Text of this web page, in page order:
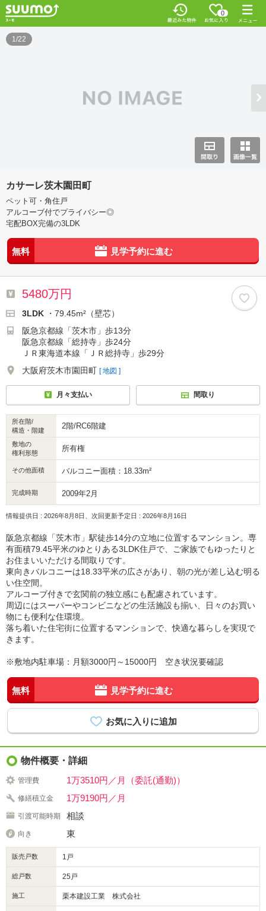
0
1/22
カサーレ茨木園田町
ペット可・角住戸
アルコーブ付でプライバシー◎
宅配BOX完備の3LDK
無料 見学予約に進む
5480万円
3LDK
・79.45m²（壁芯）
阪急京都線「茨木市」歩13分
阪急京都線「総持寺」歩24分
ＪＲ東海道本線「ＪＲ総持寺」歩29分
大阪府茨木市園田町 [ 地図 ]
月々支払い 間取り
所在階/
構造・階建
2階/RC6階建
敷地の
権利形態
所有権
その他面積 バルコニー面積：18.33m²
完成時期 2009年2月
情報提供日 : 2026年8月8日、次回更新予定日 : 2026年8月16日
阪急京都線「茨木市」駅徒歩14分の立地に位置するマンション。専
有面積79.45平米のゆとりある3LDK住戸で、ご家族でもゆったりと
お住まいいただける間取りです。
東向きバルコニーは18.33平米の広さがあり、朝の光が差し込む明る
い住空間。
アルコーブ付きで玄関前の独立感にも配慮されています。
周辺にはスーパーやコンビニなどの生活施設も揃い、日々のお買い
物にも便利な住環境。
落ち着いた住宅街に位置するマンションで、快適な暮らしを実現で
きます。
※敷地内駐車場：月額3000円～15000円 空き状況要確認
無料 見学予約に進む
物件概要・詳細
管理費 1万3510円／月（委託(通勤)）
修繕積立金 1万9190円／月
引渡可能時期 相談
向き 東
販売戸数 1戸
総戸数 25戸
施工 栗本建設工業 株式会社